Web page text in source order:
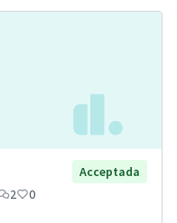
Acceptada
2 0